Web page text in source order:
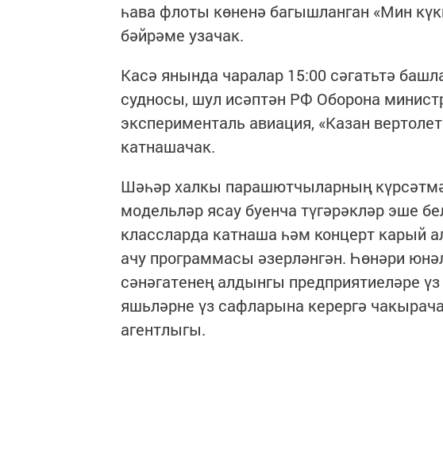
һава флоты көненә багышланган «Мин
бәйрәме узачак.
Касә янында чаралар 15:00 сәгатьтә
судносы, шул исәптән РФ Оборона
эксперименталь авиация, «Казан
катнашачак.
Шәһәр халкы парашютчыларның
модельләр ясау буенча түгәрәкләр эше
классларда катнаша һәм концерт карый
ачу программасы әзерләнгән. Һөнәри
сәнәгатенең алдынгы предприятиеләре
яшьләрне үз сафларына керергә
агентлыгы.